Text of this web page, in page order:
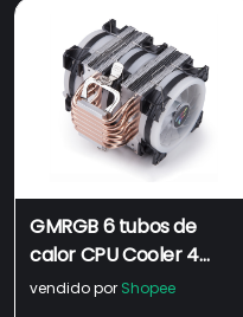
GMRGB 6 tubos de
calor CPU Cooler 4
pinos PWM Rainbow
vendido por Shopee